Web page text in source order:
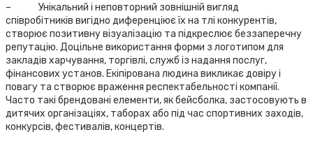
– Унікальний і неповторний зовнішній вигляд
співробітників вигідно диференціює їх на тлі конкурентів,
створює позитивну візуалізацію та підкреслює беззаперечну
репутацію. Доцільне використання форми з логотипом для
закладів харчування, торгівлі, служб із надання послуг,
фінансових установ. Екіпірована людина викликає довіру і
повагу та створює враження респектабельності компанії.
Часто такі брендовані елементи, як бейсболка, застосовують в
дитячих організаціях, таборах або під час спортивних заходів,
конкурсів, фестивалів, концертів.